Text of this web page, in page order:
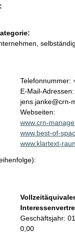
K
o
n
t
a
k
t
n
r
m
a
t
Telefonnummer:
E-Mail-Adressen:
jens.janke@crn-
Webseiten:
www.crn-
www.best-of-
www.klartext-
Geschäftsjahr:
0,00